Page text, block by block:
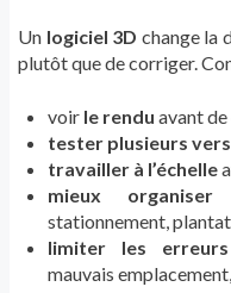
Un logiciel 3D change la
plutôt que de corriger.
voir le rendu avant
tester plusieurs
travailler à l’échelle
mieux
stationnement,
limiter les erreurs
mauvais